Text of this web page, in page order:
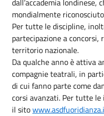
mondialmente
Per tutte le discipline,
partecipazione a concorsi,
territorio nazionale.
Da qualche anno è attiva
compagnie teatrali, in
di cui fanno parte come
corsi avanzati. Per tutte
il sito